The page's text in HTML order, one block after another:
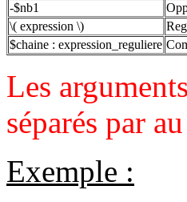
-$nb1
\( expression \)
$chaine : expression_reguliere
Les
séparés par
Exemple :